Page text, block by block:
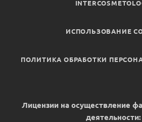
ИСПОЛЬЗОВАНИЕ
ПОЛИТИКА ОБРАБОТКИ
Лицензии на осуществление
деятельности: